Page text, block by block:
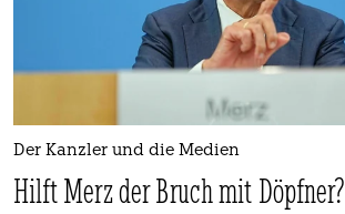
unterstützen
epaper login
Der Kanzler und die Medien
Hilft Merz der Bruch mit Döpfner?